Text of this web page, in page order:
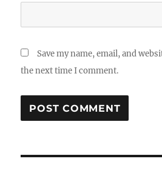
Save my name, email, and
the next time I comment.